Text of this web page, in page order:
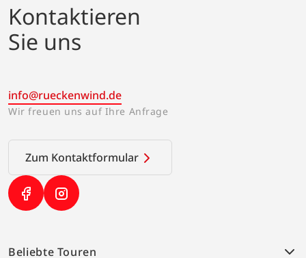
Kontaktieren
Sie uns
info@rueckenwind.de
Wir freuen uns auf Ihre Anfrage
Zum Kontaktformular
(Link öffnet in neuem Tab)
(Link öffnet in neuem Tab)
Beliebte Touren